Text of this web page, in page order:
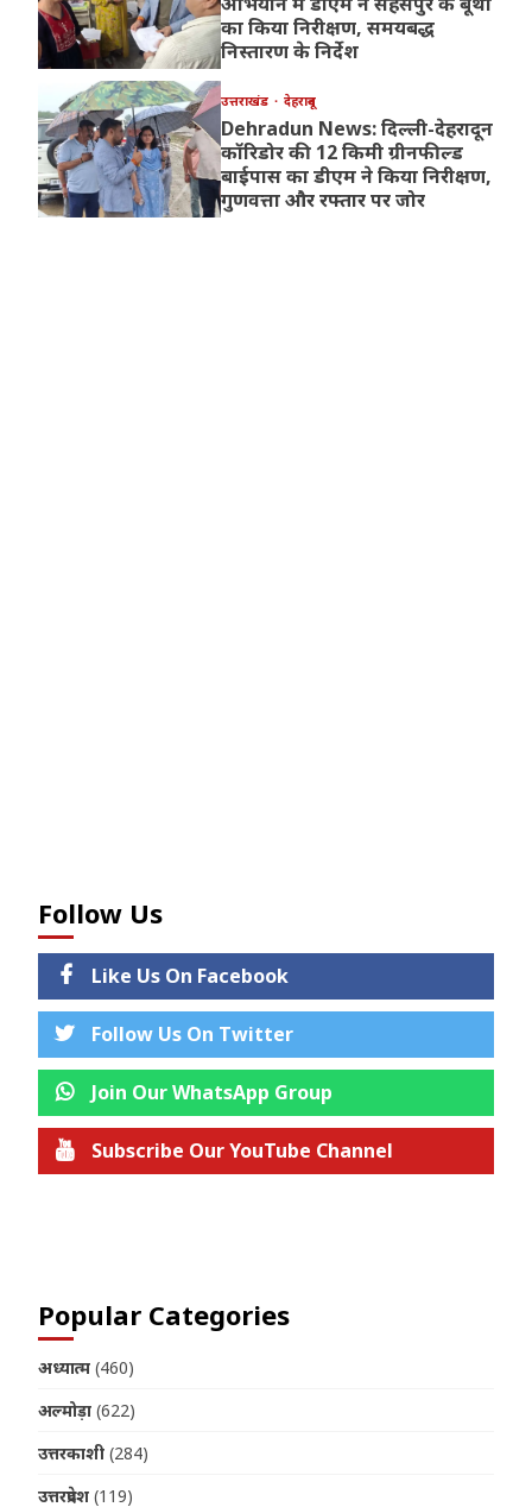
का किया निरीक्षण, समयबद्ध
निस्तारण के निर्देश
उत्तराखंड देहरादून
Dehradun News: दिल्ली-देहरादून
कॉरिडोर की 12 किमी ग्रीनफील्ड
बाईपास का डीएम ने किया निरीक्षण,
गुणवत्ता और रफ्तार पर जोर
Follow Us
Like Us On Facebook
Follow Us On Twitter
Join Our WhatsApp Group
Subscribe Our YouTube Channel
Popular Categories
अध्यात्म (460)
अल्मोड़ा (622)
उत्तरकाशी (284)
उत्तरप्रदेश (119)